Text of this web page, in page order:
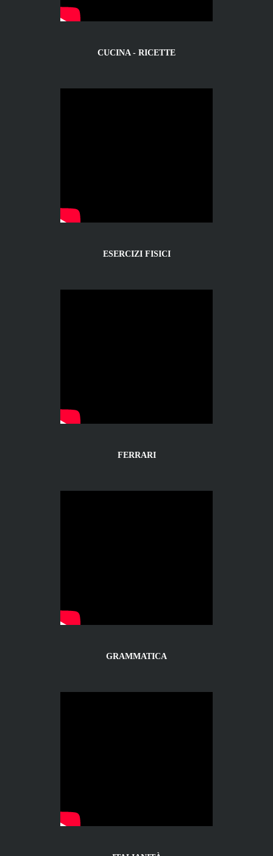
CUCINA - RICETTE
ESERCIZI FISICI
FERRARI
GRAMMATICA